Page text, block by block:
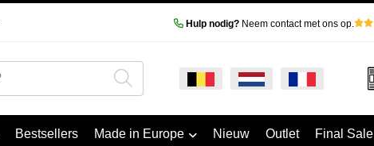
Hulp nodig?Neem contact met ons op.
Bestsellers Made in Europe Nieuw Outlet Final Sale